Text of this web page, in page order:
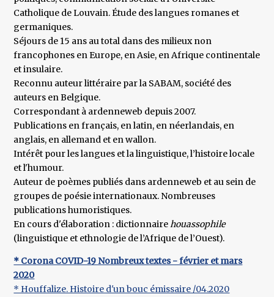
Catholique de Louvain. Étude des langues romanes et
germaniques.
Séjours de 15 ans au total dans des milieux non
francophones en Europe, en Asie, en Afrique continentale
et insulaire.
Reconnu auteur littéraire par la SABAM, société des
auteurs en Belgique.
Correspondant à ardenneweb depuis 2007.
Publications en français, en latin, en néerlandais, en
anglais, en allemand et en wallon.
Intérêt pour les langues et la linguistique, l’histoire locale
et l'humour.
Auteur de poèmes publiés dans ardenneweb et au sein de
groupes de poésie internationaux. Nombreuses
publications humoristiques.
En cours d'élaboration : dictionnairehouassophile
(linguistique et ethnologie de l’Afrique de l’Ouest).
* Corona COVID-19 Nombreux textes - février et mars
2020
* Houffalize. Histoire d'un bouc émissaire /04.2020